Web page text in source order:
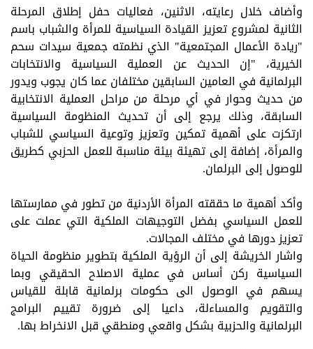
وأضاف خلال رعايته، الاثنين، فعاليات حفل إطلاق المرحلة
الثانية لمشروع تعزيز القيادة السياسية للمرأة والشباب باسم
"ريادة الأعمال المجتمعية" الذي نظمته جمعية سيدات سحم
الخيرية، "إن الحديث عن العملية السياسية والانتخابات
البرلمانية في العامين السابقين مختلفان عما كان يجوب ويدور
من حديث وحوار في أي مرحلة من مراحل العملية الانتخابية
السابقة، وذلك يرجع إلى أن تحديث المنظومة السياسية
ارتكزت على أهمية تمكين وتعزيز وتوعية السياسي للشباب
والمرأة، إضافة إلى تهيئة بيئة مناسبة للعمل الحزبي كطريق
للوصول إلى البرلمان.
وأكد أهمية ما حققته المرأة الأردنية من تطور في ممارستها
للعمل السياسي بفضل التوجيهات الملكية التي عملت على
تعزيز دورها في مختلف المجالات.
واشار الخريشة إلى أن الرؤية الملكية بتطوير منظومة الحياة
السياسية ركن أساس في عملية الاصلاح الحقيقي وبما
يسهم في الوصول الى حكومات برلمانية قابلة للقياس
والتقويم والمساءلة، داعيا إلى ضرورة تقييم البرامج
البرلمانية والحزبية بشكل واقعي ومنطقي قبل الانخراط بها.